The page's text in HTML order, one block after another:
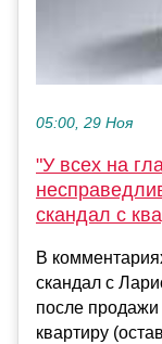
05:00, 29 Ноя
"У всех на
скандал с
В
скандал с
после
квартиру